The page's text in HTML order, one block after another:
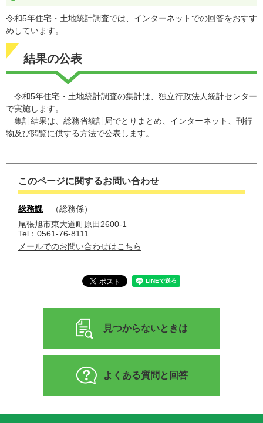
令和5年住宅・土地統計調査では、インターネットでの回答をおすす
めしています。
結果の公表
令和5年住宅・土地統計調査の集計は、独立行政法人統計センター
で実施します。
集計結果は、総務省統計局でとりまとめ、インターネット、刊行
物及び閲覧に供する方法で公表します。
このページに関するお問い合わせ
総務課
総務係
尾張旭市東大道町原田2600-1
Tel：0561-76-8111
メールでのお問い合わせはこちら
見つからないときは
よくある質問と回答